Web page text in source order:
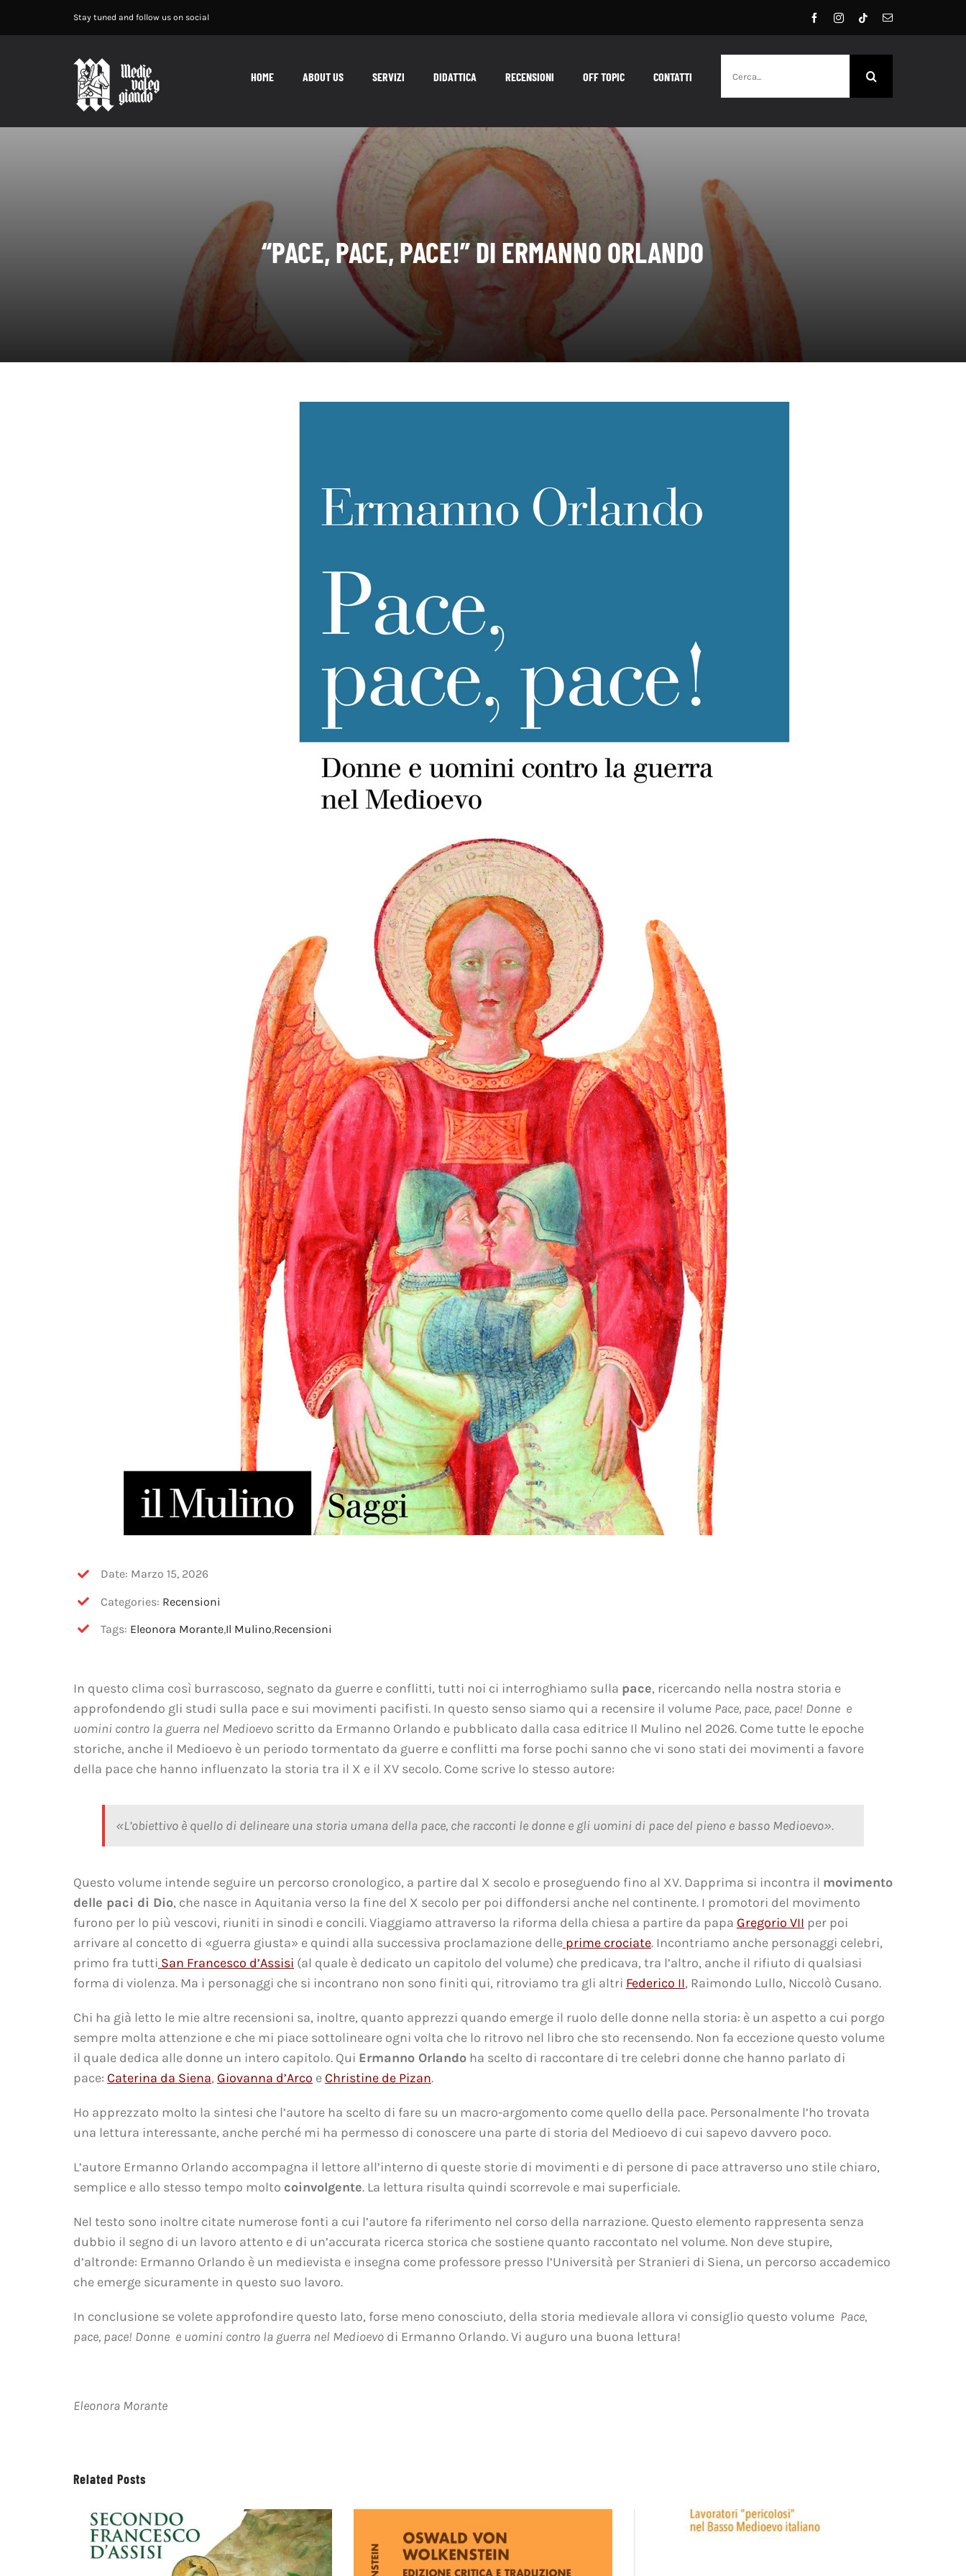
Stay tuned and follow us on social
HOME ABOUT US SERVIZI DIDATTICA RECENSIONI OFF TOPIC CONTATTI
per:
“PACE, PACE, PACE!” DI ERMANNO ORLANDO
Date: Marzo 15, 2026
Categories: Recensioni
Tags: Eleonora Morante,Il Mulino,Recensioni
In questo clima così burrascoso, segnato da guerre e conflitti, tutti noi ci interroghiamo sulla pace, ricercando nella nostra storia e
approfondendo gli studi sulla pace e sui movimenti pacifisti. In questo senso siamo qui a recensire il volume Pace, pace, pace! Donne e
uomini contro la guerra nel Medioevo scritto da Ermanno Orlando e pubblicato dalla casa editrice Il Mulino nel 2026. Come tutte le epoche
storiche, anche il Medioevo è un periodo tormentato da guerre e conflitti ma forse pochi sanno che vi sono stati dei movimenti a favore
della pace che hanno influenzato la storia tra il X e il XV secolo. Come scrive lo stesso autore:
«L’obiettivo è quello di delineare una storia umana della pace, che racconti le donne e gli uomini di pace del pieno e basso Medioevo».
Questo volume intende seguire un percorso cronologico, a partire dal X secolo e proseguendo fino al XV. Dapprima si incontra il movimento
delle paci di Dio, che nasce in Aquitania verso la fine del X secolo per poi diffondersi anche nel continente. I promotori del movimento
furono per lo più vescovi, riuniti in sinodi e concili. Viaggiamo attraverso la riforma della chiesa a partire da papa Gregorio VII per poi
arrivare al concetto di «guerra giusta» e quindi alla successiva proclamazione delleprime crociate. Incontriamo anche personaggi celebri,
primo fra tutti San Francesco d’Assisi (al quale è dedicato un capitolo del volume) che predicava, tra l’altro, anche il rifiuto di qualsiasi
forma di violenza. Ma i personaggi che si incontrano non sono finiti qui, ritroviamo tra gli altri Federico II, Raimondo Lullo, Niccolò Cusano.
Chi ha già letto le mie altre recensioni sa, inoltre, quanto apprezzi quando emerge il ruolo delle donne nella storia: è un aspetto a cui porgo
sempre molta attenzione e che mi piace sottolineare ogni volta che lo ritrovo nel libro che sto recensendo. Non fa eccezione questo volume
il quale dedica alle donne un intero capitolo. Qui Ermanno Orlandoha scelto di raccontare di tre celebri donne che hanno parlato di
pace: Caterina da Siena, Giovanna d’Arco e Christine de Pizan.
Ho apprezzato molto la sintesi che l’autore ha scelto di fare su un macro-argomento come quello della pace. Personalmente l’ho trovata
una lettura interessante, anche perché mi ha permesso di conoscere una parte di storia del Medioevo di cui sapevo davvero poco.
L’autore Ermanno Orlando accompagna il lettore all’interno di queste storie di movimenti e di persone di pace attraverso uno stile chiaro,
semplice e allo stesso tempo molto coinvolgente. La lettura risulta quindi scorrevole e mai superficiale.
Nel testo sono inoltre citate numerose fonti a cui l’autore fa riferimento nel corso della narrazione. Questo elemento rappresenta senza
dubbio il segno di un lavoro attento e di un’accurata ricerca storica che sostiene quanto raccontato nel volume. Non deve stupire,
d’altronde: Ermanno Orlando è un medievista e insegna come professore presso l’Università per Stranieri di Siena, un percorso accademico
che emerge sicuramente in questo suo lavoro.
In conclusione se volete approfondire questo lato, forse meno conosciuto, della storia medievale allora vi consiglio questo volume Pace,
pace, pace! Donne e uomini contro la guerra nel Medioevo di Ermanno Orlando. Vi auguro una buona lettura!
Eleonora Morante
Related Posts